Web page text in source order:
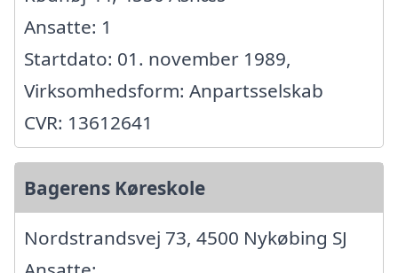
Ansatte: 1
Startdato: 01. november 1989,
Virksomhedsform: Anpartsselskab
CVR: 13612641
Bagerens Køreskole
Nordstrandsvej 73, 4500 Nykøbing SJ